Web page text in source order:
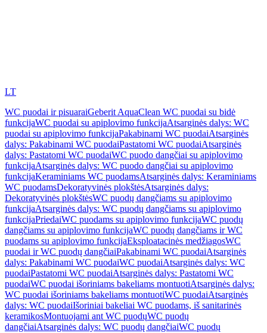
LT
WC puodai ir pisuaraiGeberit AquaClean WC puodai su bidė
funkcijaWC puodai su apiplovimo funkcijaAtsarginės dalys: WC
puodai su apiplovimo funkcijaPakabinami WC puodaiAtsarginės
dalys: Pakabinami WC puodaiPastatomi WC puodaiAtsarginės
dalys: Pastatomi WC puodaiWC puodo dangčiai su apiplovimo
funkcijaAtsarginės dalys: WC puodo dangčiai su apiplovimo
funkcijaKeraminiams WC puodamsAtsarginės dalys: Keraminiams
WC puodamsDekoratyvinės plokštėsAtsarginės dalys:
Dekoratyvinės plokštėsWC puodų dangčiams su apiplovimo
funkcijaAtsarginės dalys: WC puodų dangčiams su apiplovimo
funkcijaPriedaiWC puodams su apiplovimo funkcijaWC puodų
dangčiams su apiplovimo funkcijaWC puodų dangčiams ir WC
puodams su apiplovimo funkcijaEksploatacinės medžiagosWC
puodai ir WC puodų dangčiaiPakabinami WC puodaiAtsarginės
dalys: Pakabinami WC puodaiWC puodaiAtsarginės dalys: WC
puodaiPastatomi WC puodaiAtsarginės dalys: Pastatomi WC
puodaiWC puodai išoriniams bakeliams montuotiAtsarginės dalys:
WC puodai išoriniams bakeliams montuotiWC puodaiAtsarginės
dalys: WC puodaiIšoriniai bakeliai WC puodams, iš sanitarinės
keramikosMontuojami ant WC puodųWC puodų
dangčiaiAtsarginės dalys: WC puodų dangčiaiWC puodų